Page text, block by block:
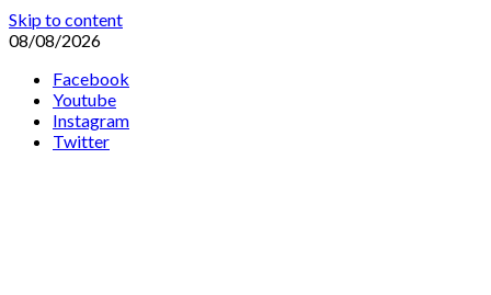
Skip to content
08/08/2026
Facebook
Youtube
Instagram
Twitter